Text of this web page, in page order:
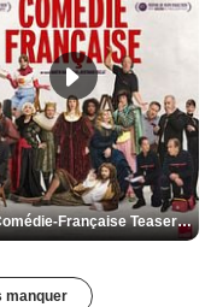
De la Comédie-Française Teaser VF
manquer